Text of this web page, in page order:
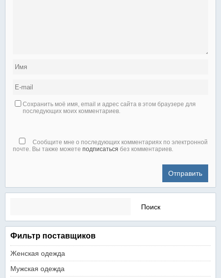
Сохранить моё имя, email и адрес сайта в этом браузере для
последующих моих комментариев.
Сообщите мне о последующих комментариях по электронной
почте. Вы также можете подписаться без комментариев.
Найти:
Фильтр поставщиков
Женская одежда
Мужская одежда